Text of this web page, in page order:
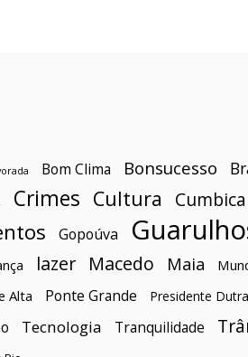
Bom Clima Bonsucesso
Crimes Cultura Cumbica
Gopoúva
lazer Macedo Maia
Alta Ponte Grande Presidente Dutra
Tecnologia Tranquilidade